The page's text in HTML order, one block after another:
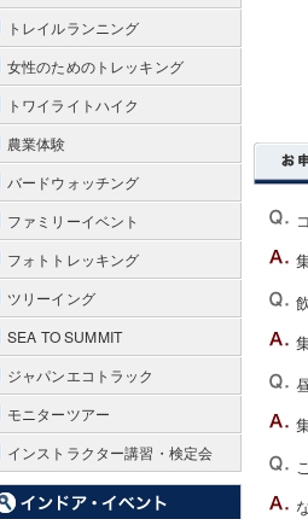
トレイルランニング
女性のためのトレッキング
トワイライトハイク
農業体験
バードウォッチング
ファミリーイベント
フォトトレッキング
ツリーイング
SEA TO SUMMIT
ジャパンエコトラック
モニターツアー
インストラクター講習・検定会